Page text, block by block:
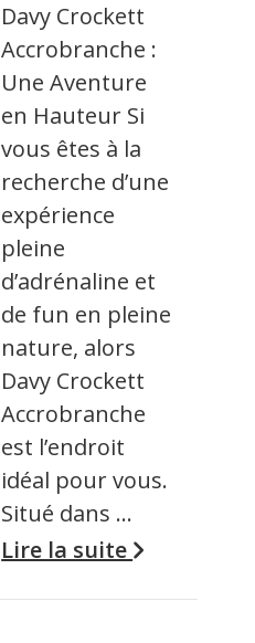
Davy Crockett
Accrobranche :
Une Aventure
en Hauteur Si
vous êtes à la
recherche d’une
expérience
pleine
d’adrénaline et
de fun en pleine
nature, alors
Davy Crockett
Accrobranche
est l’endroit
idéal pour vous.
Situé dans …
Lire la suite